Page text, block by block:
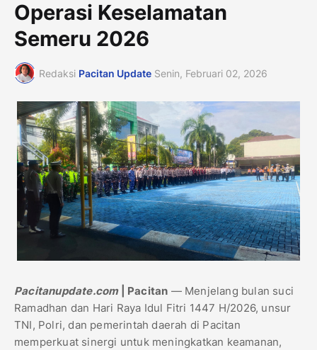
Operasi Keselamatan
Semeru 2026
Redaksi Pacitan Update Senin, Februari 02, 2026
Pacitanupdate.com | Pacitan — Menjelang bulan suci
Ramadhan dan Hari Raya Idul Fitri 1447 H/2026, unsur
TNI, Polri, dan pemerintah daerah di Pacitan
memperkuat sinergi untuk meningkatkan keamanan,